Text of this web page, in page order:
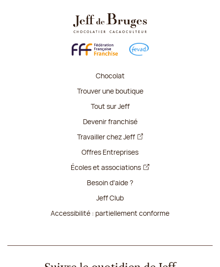
Chocolat
Trouver une boutique
Tout sur Jeff
Devenir franchisé
Travailler chez Jeff
Offres Entreprises
Écoles et associations
Besoin d'aide ?
Jeff Club
Accessibilité : partiellement conforme